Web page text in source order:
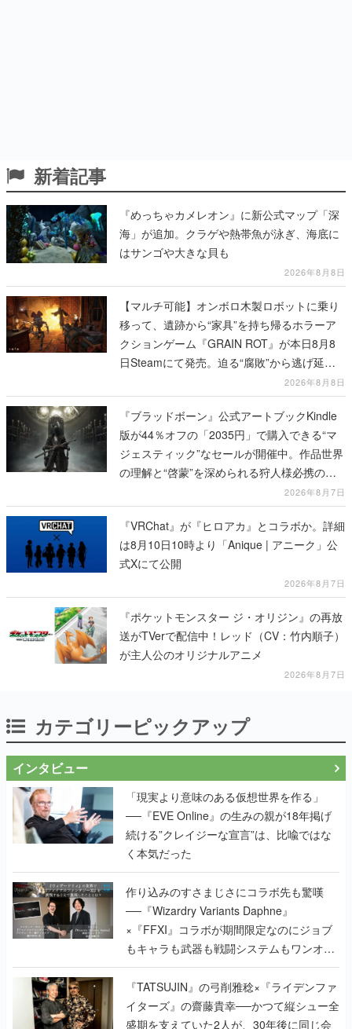
新着記事
『めっちゃカメレオン』に新公式マップ「深
海」が追加。クラゲや熱帯魚が泳ぎ、海底に
はサンゴや大きな貝も
2026年8月8日
【マルチ可能】オンボロ木製ロボットに乗り
移って、遺跡から“家具”を持ち帰るホラーア
クションゲーム『GRAIN ROT』が本日8月8
日Steamにて発売。迫る“腐敗”から逃げ延
2026年8月8日
『ブラッドボーン』公式アートブックKindle
版が44％オフの「2035円」で購入できる“マ
ジェスティック”なセールが開催中。作品世界
の理解と“啓蒙”を深められる狩人様必携の一
2026年8月7日
『VRChat』が『ヒロアカ』とコラボか。詳細
は8月10日10時より「Anique | アニーク」公
式Xにて公開
2026年8月7日
『ポケットモンスター ジ・オリジン』の再放
送がTVerで配信中！レッド（CV：竹内順子）
が主人公のオリジナルアニメ
2026年8月7日
カテゴリーピックアップ
インタビュー
「現実より意味のある仮想世界を作る」
──『EVE Online』の生みの親が18年掲げ
続ける”クレイジーな宣言”は、比喩ではな
く本気だった
作り込みのすさまじさにコラボ先も驚嘆
──『Wizardry Variants Daphne』
×『FFXI』コラボが期間限定なのにジョブ
もキャラも武器も戦闘システムもワンオフ
で作り込まれた理由を両ディレクターに聞
く
『TATSUJIN』の弓削雅稔×『ライデンファ
イターズ』の齋藤貴幸──かつて縦シュー全
盛期を支えていた2人が、30年後に同じ会